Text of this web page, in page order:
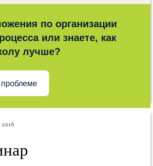
по организации
или знаете, как
лучше?
проблеме